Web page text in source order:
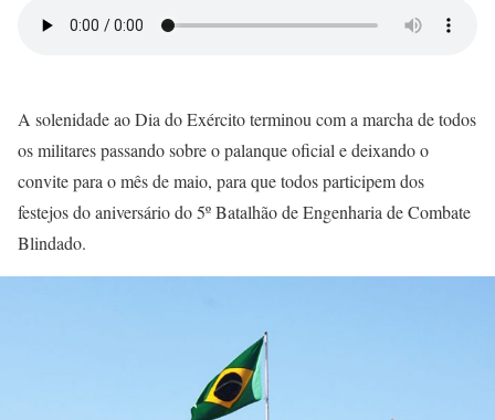
A solenidade ao Dia do Exército terminou com a marcha de todos
os militares passando sobre o palanque oficial e deixando o
convite para o mês de maio, para que todos participem dos
festejos do aniversário do 5º Batalhão de Engenharia de Combate
Blindado.